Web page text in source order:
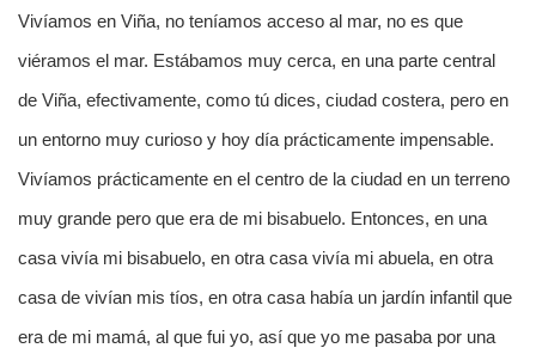
Vivíamos en Viña, no teníamos acceso al mar, no es que
viéramos el mar. Estábamos muy cerca, en una parte central
de Viña, efectivamente, como tú dices, ciudad costera, pero en
un entorno muy curioso y hoy día prácticamente impensable.
Vivíamos prácticamente en el centro de la ciudad en un terreno
muy grande pero que era de mi bisabuelo. Entonces, en una
casa vivía mi bisabuelo, en otra casa vivía mi abuela, en otra
casa de vivían mis tíos, en otra casa había un jardín infantil que
era de mi mamá, al que fui yo, así que yo me pasaba por una